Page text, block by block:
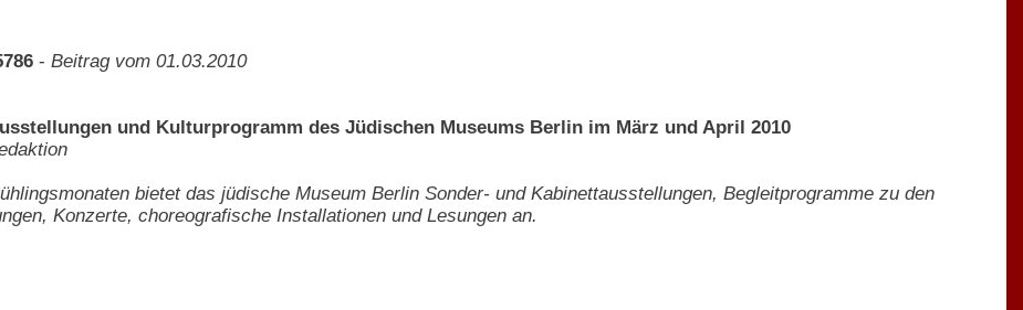
- Beitrag vom 01.03.2010
und Kulturprogramm des Jüdischen Museums Berlin im März und April 2010
bietet das jüdische Museum Berlin Sonder- und Kabinettausstellungen, Begleitprogramme zu den
Konzerte, choreografische Installationen und Lesungen an.